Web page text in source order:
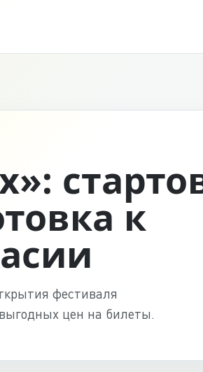
к
фестиваля
цен на билеты.